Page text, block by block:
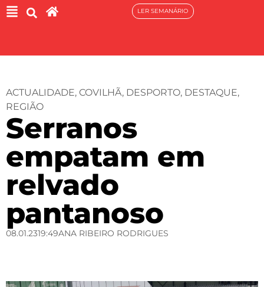
LER SEMANÁRIO
ACTUALIDADE, COVILHÃ, DESPORTO, DESTAQUE,
REGIÃO
Serranos
empatam em
relvado
pantanoso
08.01.2319:49ANA RIBEIRO RODRIGUES